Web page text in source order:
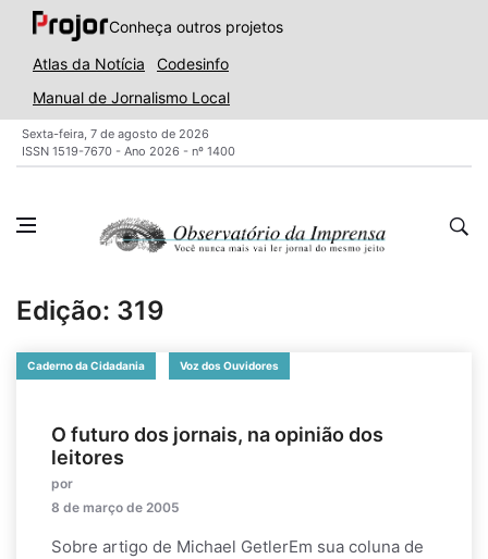
Conheça outros projetos
Atlas da Notícia
Codesinfo
Manual de Jornalismo Local
Sexta-feira, 7 de agosto de 2026
ISSN 1519-7670 - Ano 2026 - nº 1400
Edição: 319
Caderno da Cidadania Voz dos Ouvidores
O futuro dos jornais, na opinião dos
leitores
por
8 de março de 2005
Sobre artigo de Michael GetlerEm sua coluna de